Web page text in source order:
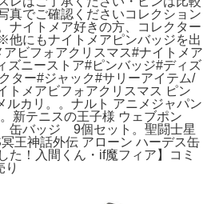
真でご確認くださいコレクション
ナイトメア好きの方、コレクター
他にもナイトメアピンバッジを出
ビフォアクリスマス#ナイトメア
ズニーストア#ピンバッジ#ディズ
ター#ジャック#サリーアイテム/
トメアビフォアクリスマス ピン
ルカリ。。ナルト アニメジャパン
新テニスの王子様 ウェブポン
バッジ 9個セット。聖闘士星
王神話外伝 アローン ハーデス缶
！入間くん・if魔フィア】コミ
り